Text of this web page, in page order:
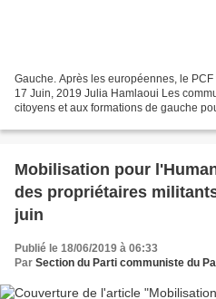
Gauche. Après les européennes, le
17 Juin, 2019 Julia Hamlaoui Les
citoyens et aux formations de gauche
Mobilisation pour
des propriétaires
juin
Publié le 18/06/2019 à 06:33
Par Section du Parti communiste du